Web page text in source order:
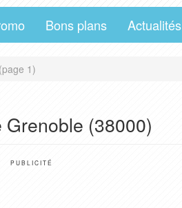
Bons plans Actualités
1)
(38000)
PUBLICITÉ